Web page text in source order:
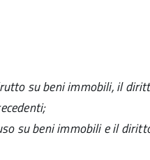
su beni immobili, il
su beni immobili e il